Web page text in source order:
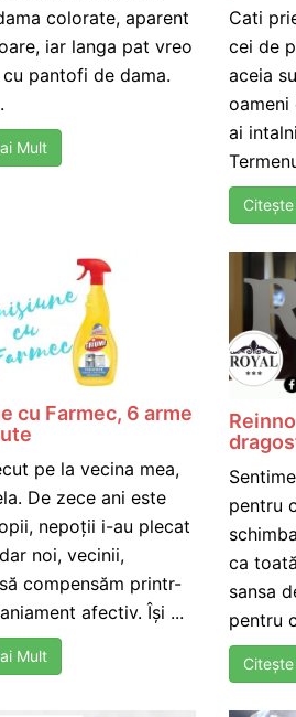
colorate, aparent
iar langa pat vreo
pantofi de dama.
Mult
Cati
cei de
aceia
ai
cu Farmec, 6 arme
pe la vecina mea,
De zece ani este
nepoții i-au plecat
noi, vecinii,
compensăm printr-
afectiv. Își ...
Mult
pentru
ca
sansa
pentru